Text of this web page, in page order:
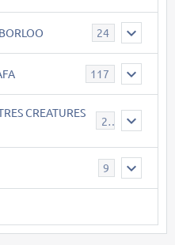
24
117
CREATURES
26
9